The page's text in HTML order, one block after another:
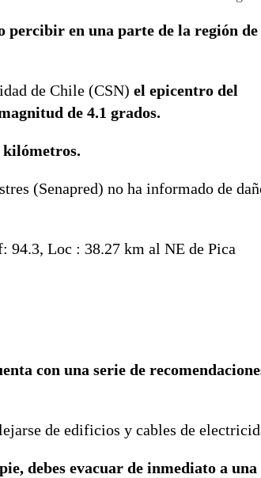
percibir en una parte de la región de
de Chile (CSN) el epicentro del
de 4.1 grados.
kilómetros.
(Senapred) no ha informado de
94.3, Loc : 38.27 km al NE de Pica
con una serie de
de edificios y cables de
debes evacuar de inmediato a una